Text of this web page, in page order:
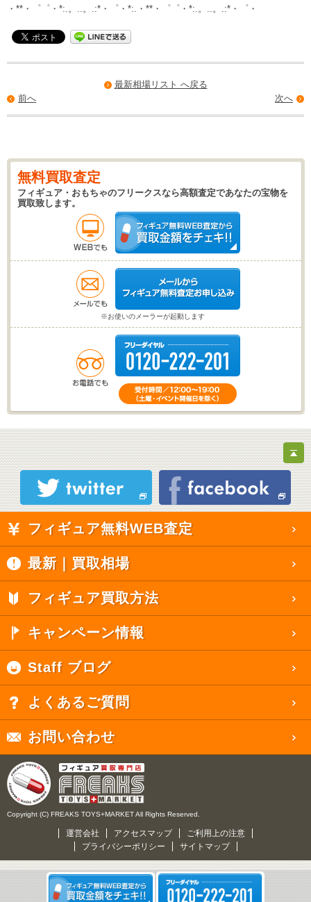
・**・゜゜・*:.。..。.:*・゜・*:.・**・゜゜・*:.。..。.:*・゜・
最新相場リスト へ戻る
次へ
前へ
無料買取査定
フィギュア・おもちゃのフリークスなら高額査定であなたの宝物を
買取致します。
※お使いのメーラーが起動します
フィギュア無料WEB査定
最新｜買取相場
フィギュア買取方法
キャンペーン情報
Staff ブログ
よくあるご質問
お問い合わせ
Copyright (C) FREAKS TOYS+MARKET All Rights Reserved.
運営会社 アクセスマップ
ご利用上の注意
プライバシーポリシー
サイトマップ